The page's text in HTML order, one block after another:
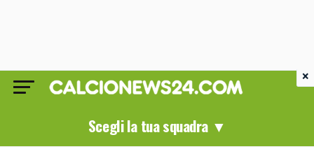
Scegli la tua squadra ▼
×